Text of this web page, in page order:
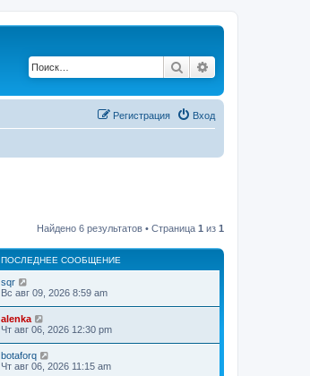
Поиск
Вход
Регистрация
Найдено 6 результатов • Страница 1 из 1
ПОСЛЕДНЕЕ СООБЩЕНИЕ
sqr
Вс авг 09, 2026 8:59 am
alenka
Чт авг 06, 2026 12:30 pm
botaforq
Чт авг 06, 2026 11:15 am